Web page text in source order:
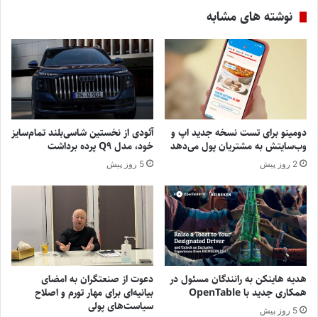
نوشته های مشابه
دومینو برای تست نسخه جدید اپ و
وب‌سایتش به مشتریان پول می‌دهد
2 روز پیش
آئودی از نخستین شاسی‌بلند تمام‌سایز
خود، مدل Q9 پرده برداشت
5 روز پیش
هدیه هاینکن به رانندگان مسئول در
همکاری جدید با OpenTable
5 روز پیش
دعوت از صنعتگران به امضای
بیانیه‌ای برای مهار تورم و اصلاح
سیاست‌های پولی